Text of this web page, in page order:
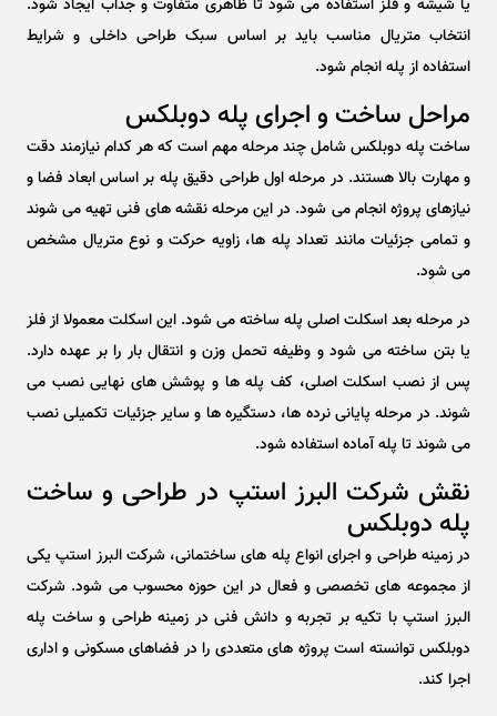
یا شیشه و فلز استفاده می شود تا ظاهری متفاوت و جذاب ایجاد شود.
انتخاب متریال مناسب باید بر اساس سبک طراحی داخلی و شرایط
استفاده از پله انجام شود.
مراحل ساخت و اجرای پله دوبلکس
ساخت پله دوبلکس شامل چند مرحله مهم است که هر کدام نیازمند دقت
و مهارت بالا هستند. در مرحله اول طراحی دقیق پله بر اساس ابعاد فضا و
نیازهای پروژه انجام می شود. در این مرحله نقشه های فنی تهیه می شوند
و تمامی جزئیات مانند تعداد پله ها، زاویه حرکت و نوع متریال مشخص
می شود.
در مرحله بعد اسکلت اصلی پله ساخته می شود. این اسکلت معمولا از فلز
یا بتن ساخته می شود و وظیفه تحمل وزن و انتقال بار را بر عهده دارد.
پس از نصب اسکلت اصلی، کف پله ها و پوشش های نهایی نصب می
شوند. در مرحله پایانی نرده ها، دستگیره ها و سایر جزئیات تکمیلی نصب
می شوند تا پله آماده استفاده شود.
نقش شرکت البرز استپ در طراحی و ساخت
پله دوبلکس
در زمینه طراحی و اجرای انواع پله های ساختمانی، شرکت البرز استپ یکی
از مجموعه های تخصصی و فعال در این حوزه محسوب می شود. شرکت
البرز استپ با تکیه بر تجربه و دانش فنی در زمینه طراحی و ساخت پله
دوبلکس توانسته است پروژه های متعددی را در فضاهای مسکونی و اداری
اجرا کند.